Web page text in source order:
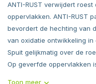
ANTI-RUST verwijdert
oppervlakken. ANTI-RUST
bevordert de hechting van
van oxidatie ontwikkeling
Spuit gelijkmatig over de
Op geverfde oppervlakken
Toon meer